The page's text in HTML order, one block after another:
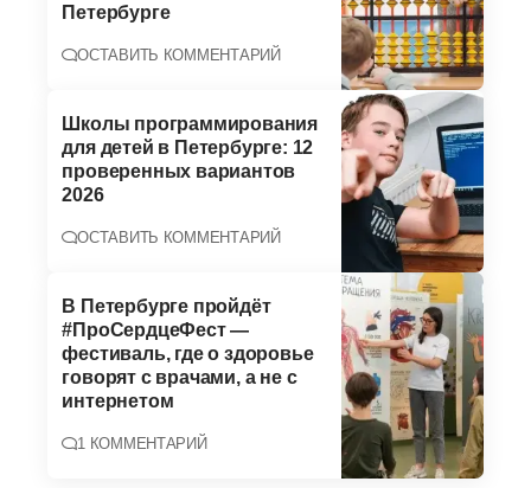
Петербурге
ОСТАВИТЬ КОММЕНТАРИЙ
Школы программирования
для детей в Петербурге: 12
проверенных вариантов
2026
ОСТАВИТЬ КОММЕНТАРИЙ
В Петербурге пройдёт
#ПроСердцеФест —
фестиваль, где о здоровье
говорят с врачами, а не с
интернетом
1 КОММЕНТАРИЙ